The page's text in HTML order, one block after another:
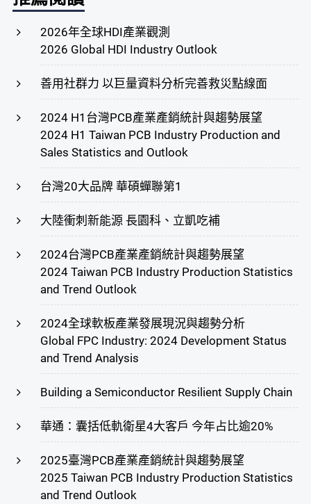
2026年全球HDI產業觀測
2026 Global HDI Industry Outlook
善用社群力 以巨量資料分析完善救災點線面
2024 H1台灣PCB產業產銷統計與趨勢展望
2024 H1 Taiwan PCB Industry Production and
Sales Statistics and Outlook
台灣20大品牌 華碩蟬聯第1
大陸衝刺新能源 長園科、立凱吃補
2024台灣PCB產業產銷統計與趨勢展望
2024 Taiwan PCB Industry Production Statistics
and Trend Outlook
2024全球軟板產業發展現況與趨勢分析
Global FPC Industry: 2024 Development Status
and Trend Analysis
Building a Semiconductor Resilient Supply Chain
華通：囊括低軌衛星4大客戶 今年占比逾20%
2025臺灣PCB產業產銷統計與趨勢展望
2025 Taiwan PCB Industry Production Statistics
and Trend Outlook